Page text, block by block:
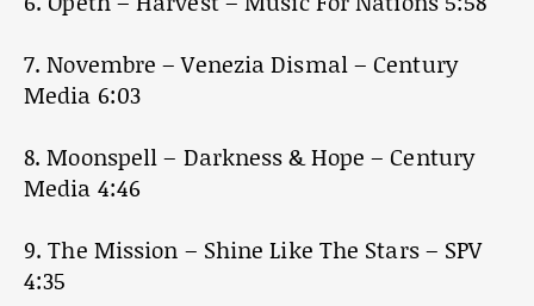
7. Novembre – Venezia Dismal – Century
Media 6:03
8. Moonspell – Darkness & Hope – Century
Media 4:46
9. The Mission – Shine Like The Stars – SPV
4:35